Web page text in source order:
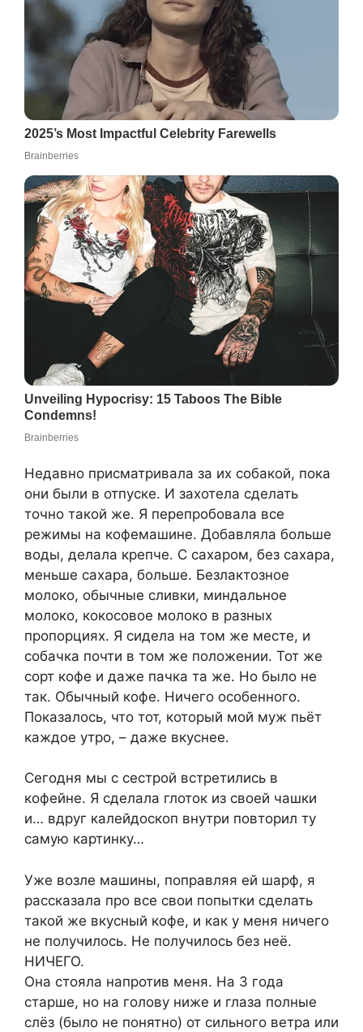
Недавно присматривала за их собакой, пока
они были в отпуске. И захотела сделать
точно такой же. Я перепробовала все
режимы на кофемашине. Добавляла больше
воды, делала крепче. С сахаром, без сахара,
меньше сахара, больше. Безлактозное
молоко, обычные сливки, миндальное
молоко, кокосовое молоко в разных
пропорциях. Я сидела на том же месте, и
собачка почти в том же положении. Тот же
сорт кофе и даже пачка та же. Но было не
так. Обычный кофе. Ничего особенного.
Показалось, что тот, который мой муж пьёт
каждое утро, – даже вкуснее.
Сегодня мы с сестрой встретились в
кофейне. Я сделала глоток из своей чашки
и… вдруг калейдоскоп внутри повторил ту
самую картинку…
Уже возле машины, поправляя ей шарф, я
рассказала про все свои попытки сделать
такой же вкусный кофе, и как у меня ничего
не получилось. Не получилось без неё.
НИЧЕГО.
Она стояла напротив меня. На 3 года
старше, но на голову ниже и глаза полные
слёз (было не понятно) от сильного ветра или